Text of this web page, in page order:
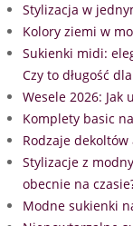
Stylizacja w
Kolory ziemi w
Sukienki midi:
Czy to długość
Wesele 2026: Jak
Komplety basic
Rodzaje
Stylizacje z
obecnie na
Modne sukienki